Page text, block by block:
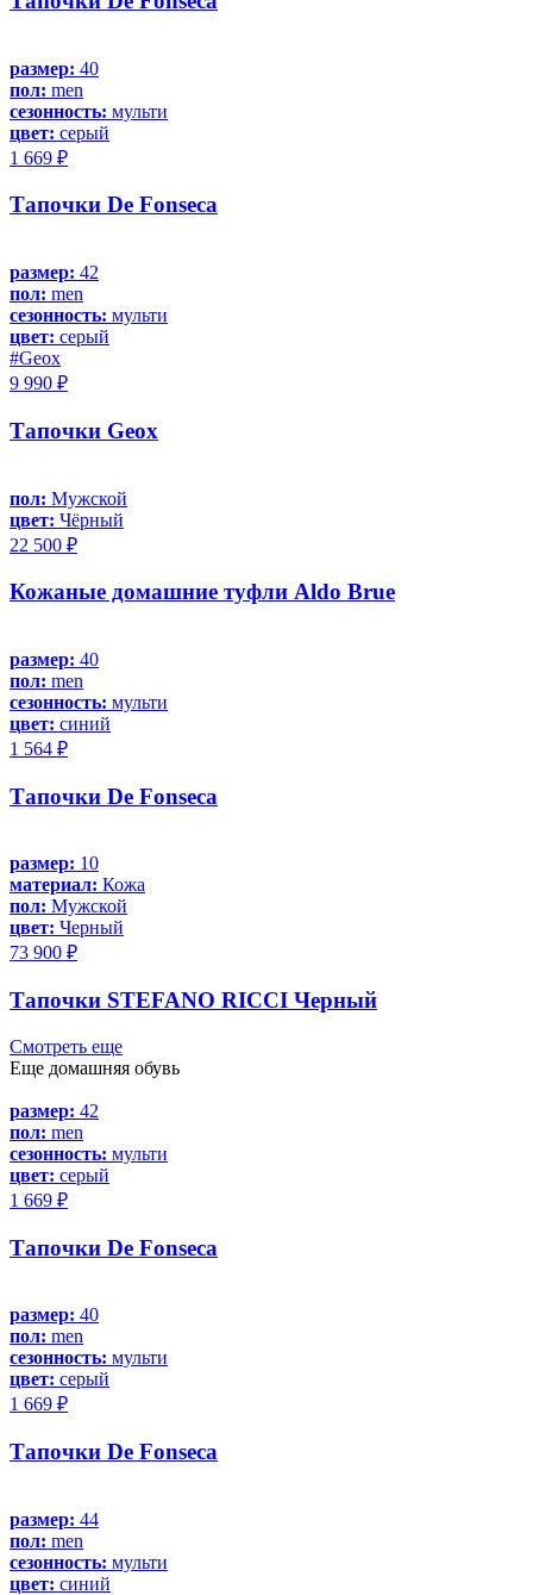
размер: 40
пол: men
сезонность: мульти
цвет: серый
1 669 ₽
Тапочки De Fonseca
размер: 42
пол: men
сезонность: мульти
цвет: серый
#Geox
9 990 ₽
Тапочки Geox
пол: Мужской
цвет: Чёрный
22 500 ₽
Кожаные домашние туфли Aldo Brue
размер: 40
пол: men
сезонность: мульти
цвет: синий
1 564 ₽
Тапочки De Fonseca
размер: 10
материал: Кожа
пол: Мужской
цвет: Черный
73 900 ₽
Тапочки STEFANO RICCI Черный
Смотреть еще
Еще домашняя обувь
размер: 42
пол: men
сезонность: мульти
цвет: серый
1 669 ₽
Тапочки De Fonseca
размер: 40
пол: men
сезонность: мульти
цвет: серый
1 669 ₽
Тапочки De Fonseca
размер: 44
пол: men
сезонность: мульти
цвет: синий